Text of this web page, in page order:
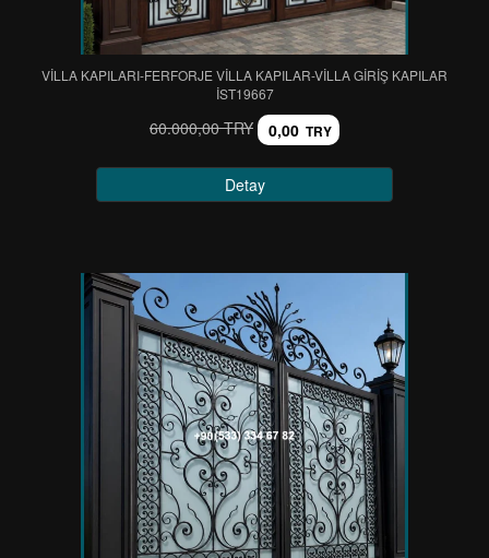
VİLLA KAPILARI-FERFORJE VİLLA KAPILAR-VİLLA GİRİŞ KAPILAR
IST19667
60.000,00 TRY 0,00 TRY
Detay